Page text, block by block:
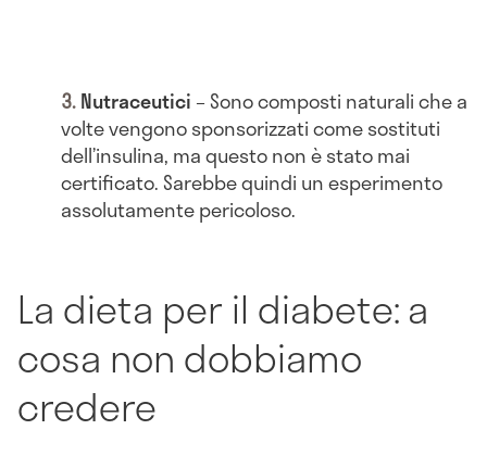
Nutraceutici – Sono composti naturali che a
volte vengono sponsorizzati come sostituti
dell’insulina, ma questo non è stato mai
certificato. Sarebbe quindi un esperimento
assolutamente pericoloso.
La dieta per il diabete: a
cosa non dobbiamo
credere